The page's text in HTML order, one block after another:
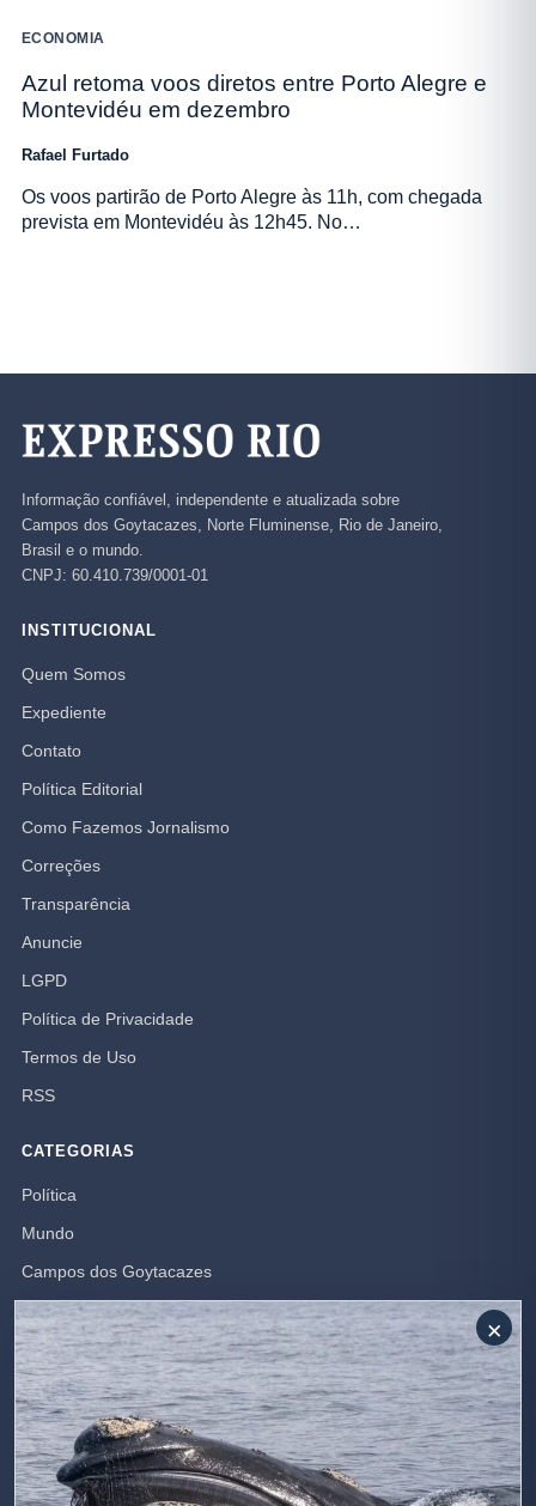
ECONOMIA
Azul retoma voos diretos entre Porto Alegre e
Montevidéu em dezembro
Rafael Furtado
Os voos partirão de Porto Alegre às 11h, com chegada
prevista em Montevidéu às 12h45. No…
Informação confiável, independente e atualizada sobre
Campos dos Goytacazes, Norte Fluminense, Rio de Janeiro,
Brasil e o mundo.
CNPJ: 60.410.739/0001-01
INSTITUCIONAL
Quem Somos
Expediente
Contato
Política Editorial
Como Fazemos Jornalismo
Correções
Transparência
Anuncie
LGPD
Política de Privacidade
Termos de Uso
RSS
CATEGORIAS
Política
Mundo
Campos dos Goytacazes
Brasil
Opinião
Polícia
Rio de Janeiro
SIGA-NOS
×